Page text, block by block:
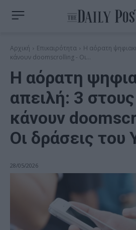
Αρχική Επικαιρότητα
H αόρατη
κάνουν doomscrolling - Οι...
H αόρατη
απειλή: 3
κάνουν
Οι δράσεις του
28/05/2026